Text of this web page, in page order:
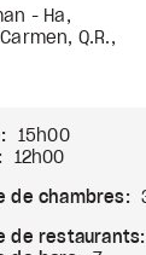
- Ha,
Q.R.,
15h00
12h00
de chambres:
de restaurants: